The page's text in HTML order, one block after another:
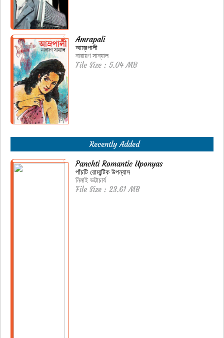
Amrapali
আম্রপালী
নারায়ণ সান্যাল
File Size : 5.04 MB
Recently Added
Panchti Romantic Uponyas
পাঁচটি রোমান্টিক উপন্যাস
নিমাই ভট্টাচার্য
File Size : 23.61 MB